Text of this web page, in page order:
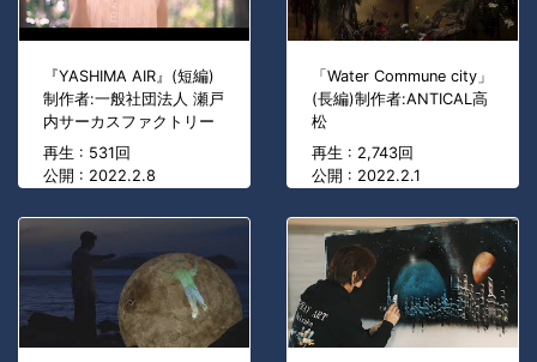
『YASHIMA AIR』(短編)
制作者:一般社団法人 瀬戸
内サーカスファクトリー
再生 : 531回
公開 : 2022.2.8
「Water Commune city」
(長編)制作者:ANTICAL高
松
再生 : 2,743回
公開 : 2022.2.1